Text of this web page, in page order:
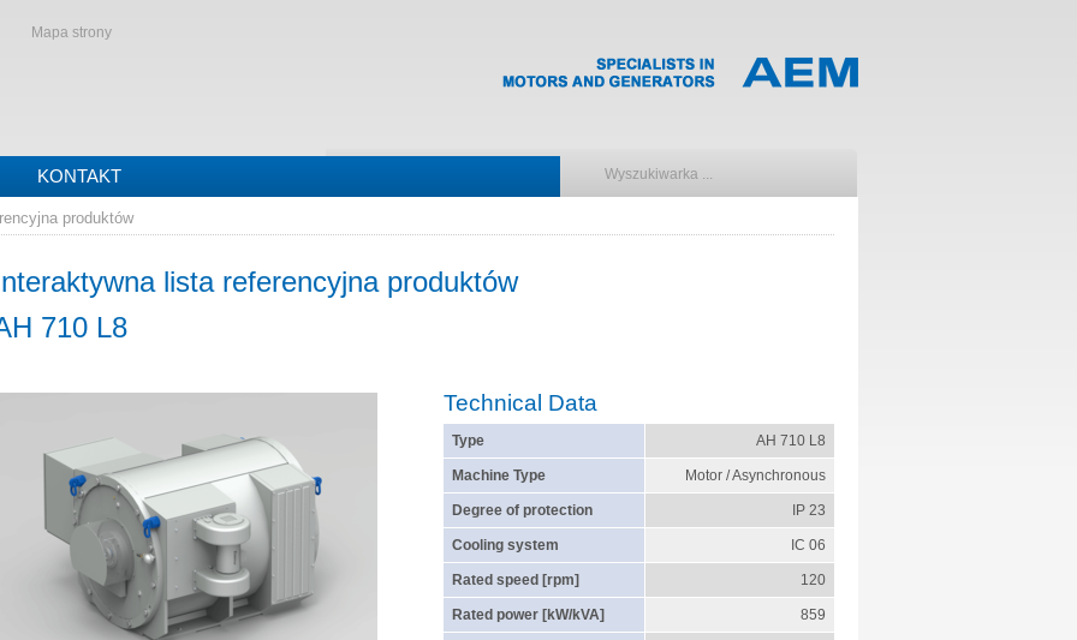
Mapa strony
KONTAKT
produktów
lista referencyjna produktów
710 L8
Technical Data
Type AH 710 L8
Machine Type Motor / Asynchronous
Degree of protection IP 23
Cooling system IC 06
Rated speed [rpm] 120
Rated power [kW/kVA] 859